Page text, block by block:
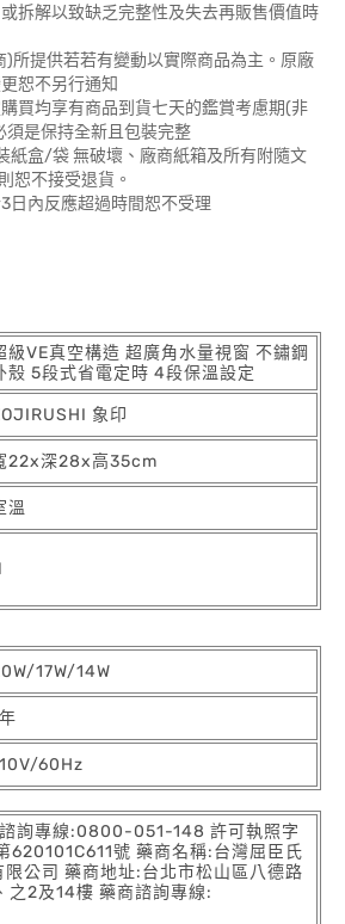
拆解以致缺乏完整性及失去再販售價值時
)所提供若若有變動以實際商品為主。原廠
恕不另行通知
買均享有商品到貨七天的鑑賞考慮期(非
是保持全新且包裝完整
紙盒/袋 無破壞、廠商紙箱及所有附隨文
恕不接受退貨。
日內反應超過時間恕不受理
級VE真空構造 超廣角水量視窗 不鏽鋼
殼 5段式省電定時 4段保溫設定
象印
22x深28x高35cm
溫
17W/14W
60Hz
詢專線:0800-051-148 許可執照字
620101C611號 藥商名稱:台灣屈臣氏
公司 藥商地址:台北市松山區八德路
之2及14樓 藥商諮詢專線: